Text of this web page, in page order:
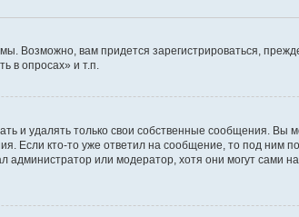
Возможно, вам придется зарегистрироваться,
в опросах» и т.п.
и удалять только свои собственные сообщения. Вы
Если кто-то уже ответил на сообщение, то под ним
или модератор, хотя они могут сами